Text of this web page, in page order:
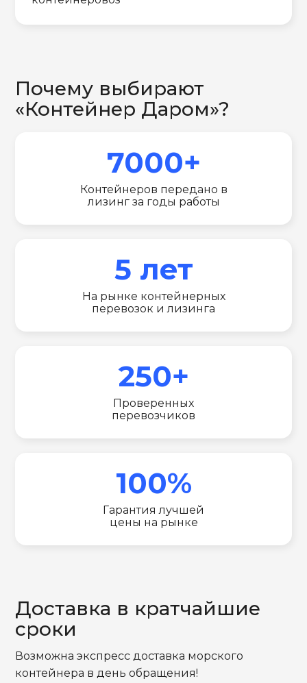
Почему выбирают
«Контейнер Даром»?
7000+
Контейнеров передано в
лизинг за годы работы
5 лет
На рынке контейнерных
перевозок и лизинга
250+
Проверенных
перевозчиков
100%
Гарантия лучшей
цены на рынке
Доставка в кратчайшие
сроки
Возможна экспресс доставка морского
контейнера в день обращения!